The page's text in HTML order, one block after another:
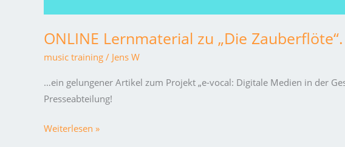
ONLINE Lernmaterial zu „Die Zauberflöte“.
music training / Jens W
…ein gelungener Artikel zum Projekt „e-vocal: Digitale Medien in der
Presseabteilung!
Weiterlesen »